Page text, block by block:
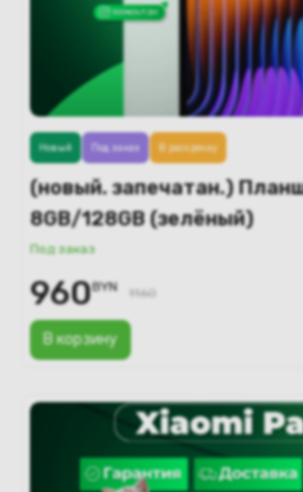
(новый. запечатан.)
8GB/128GB (зелёный)
Под заказ
В корзину
Новый Под заказ В рассрочку
960BYN 1160